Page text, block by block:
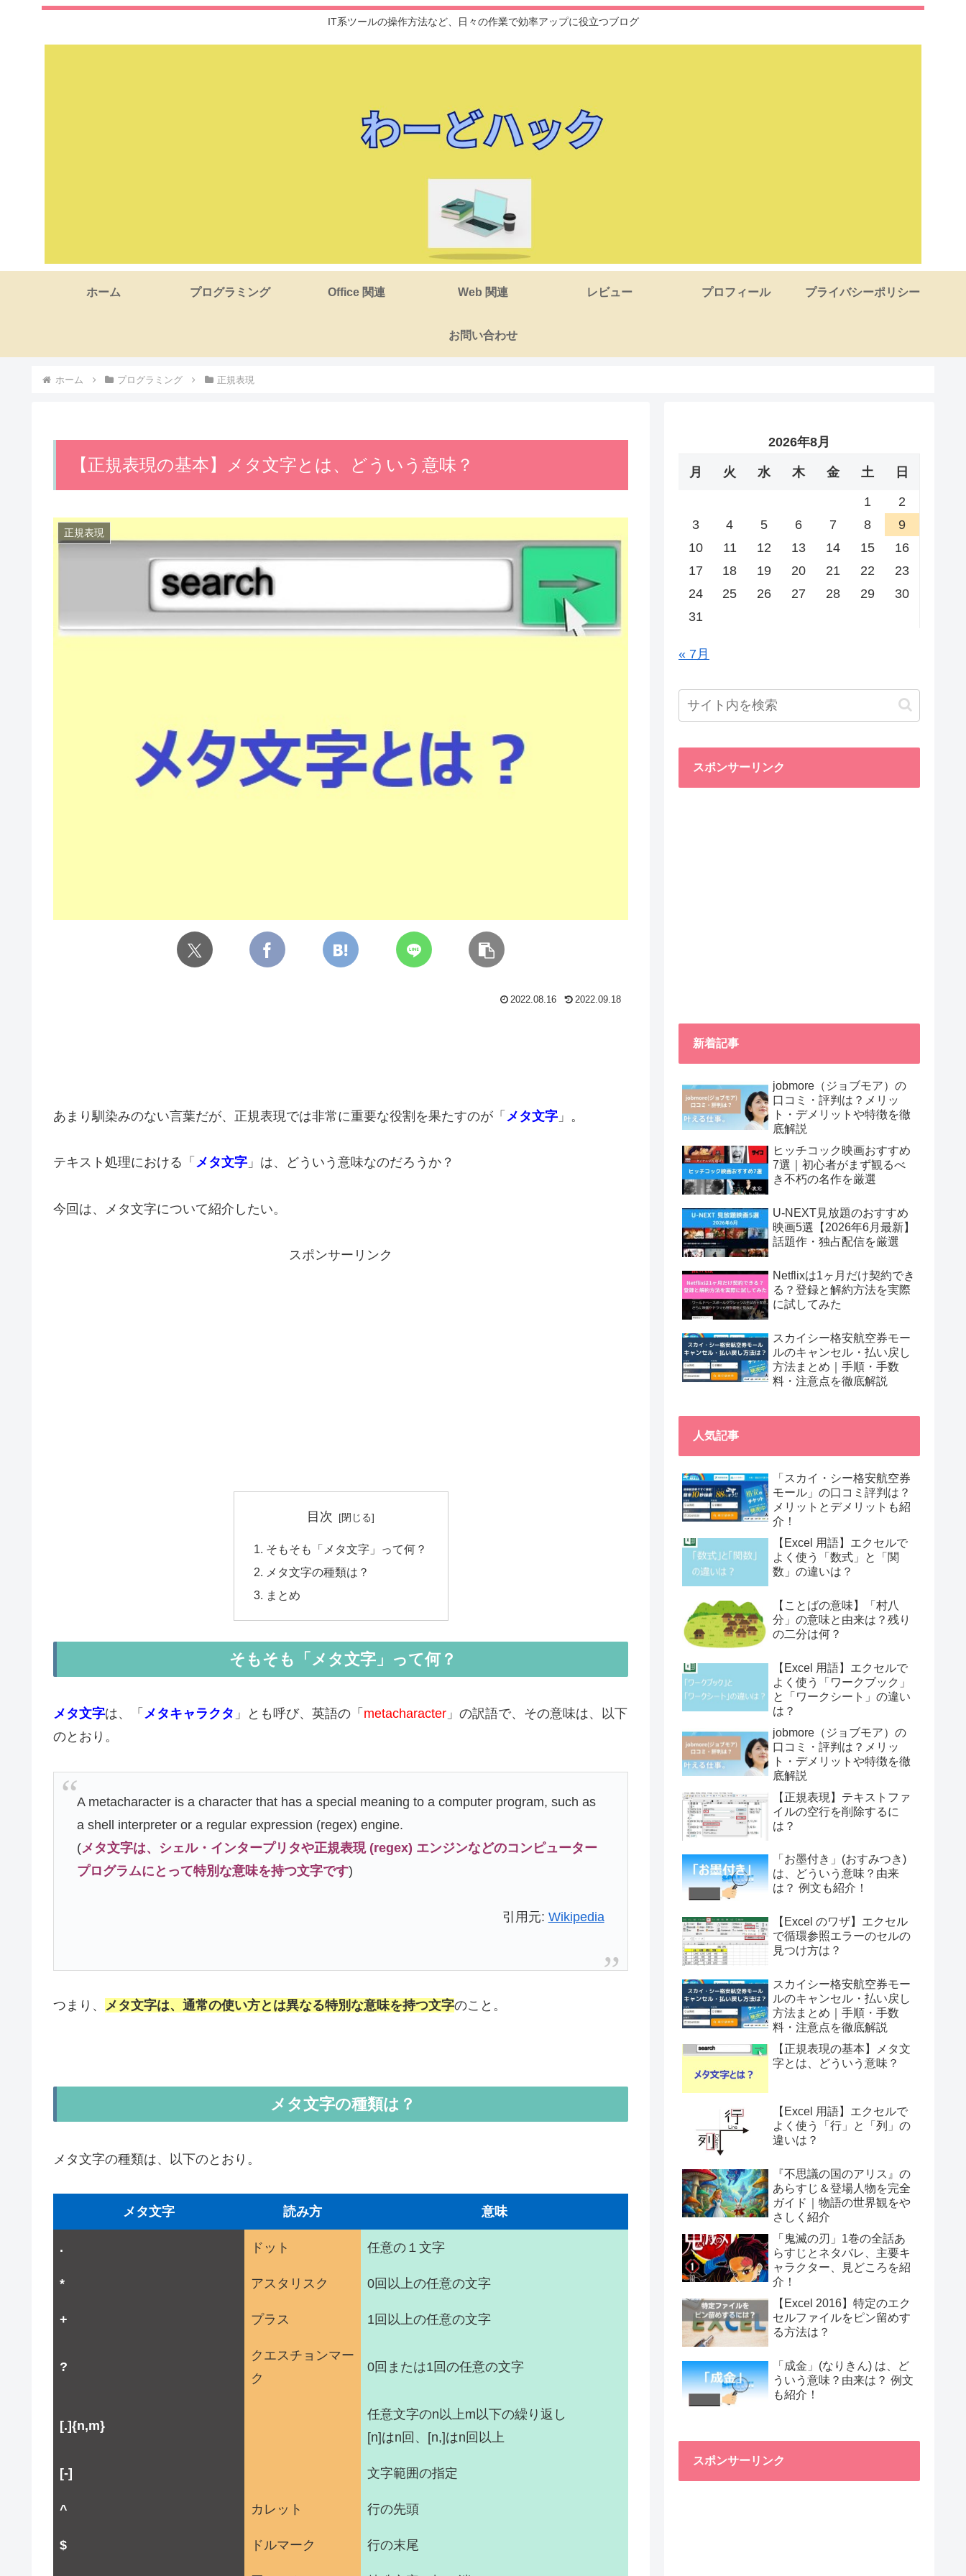
IT系ツールの操作方法など、日々の作業で効率アップに役立つブログ
ホーム プログラミング Office 関連 Web 関連 レビュー プロフィール プライバシーポリシー
お問い合わせ
ホーム プログラミング 正規表現
【正規表現の基本】メタ文字とは、どういう意味？
正規表現
2022.08.16 2022.09.18
あまり馴染みのない言葉だが、正規表現では非常に重要な役割を果たすのが「 メタ文字 」。
テキスト処理における「 メタ文字 」は、どういう意味なのだろうか？
今回は、メタ文字について紹介したい。
スポンサーリンク
目次
そもそも「メタ文字」って何？
メタ文字の種類は？
まとめ
そもそも「メタ文字」って何？
メタ文字は、「 メタキャラクタ 」とも呼び、英語の「 metacharacter 」の訳語で、その意味は、以下
のとおり。
A metacharacter is a character that has a special meaning to a computer program, such as
a shell interpreter or a regular expression (regex) engine.
(メタ文字は、シェル・インタープリタや正規表現 (regex) エンジンなどのコンピューター
プログラムにとって特別な意味を持つ文字です)
引用元: Wikipedia
つまり、 メタ文字は、通常の使い方とは異なる特別な意味を持つ文字のこと。
メタ文字の種類は？
メタ文字の種類は、以下のとおり。
メタ文字 読み方 意味
. ドット 任意の１文字
* アスタリスク 0回以上の任意の文字
+ プラス 1回以上の任意の文字
?
クエスチョンマー
ク
0回または1回の任意の文字
[.]{n,m}
任意文字のn以上m以下の繰り返し
[n]はn回、[n,]はn回以上
[-] 文字範囲の指定
^ カレット 行の先頭
$ ドルマーク 行の末尾
2026年8月
月 火 水 木 金 土 日
1
2
3
4 5 6 7 8
9
10
11 12 13 14 15
16
17
18 19 20 21 22
23
24
25 26 27 28 29
30
31
« 7月
スポンサーリンク
新着記事
jobmore（ジョブモア）の
口コミ・評判は？メリッ
ト・デメリットや特徴を徹
底解説
ヒッチコック映画おすすめ
7選｜初心者がまず観るべ
き不朽の名作を厳選
U-NEXT見放題のおすすめ
映画5選【2026年6月最新】
話題作・独占配信を厳選
Netflixは1ヶ月だけ契約でき
る？登録と解約方法を実際
に試してみた
スカイシー格安航空券モー
ルのキャンセル・払い戻し
方法まとめ｜手順・手数
料・注意点を徹底解説
人気記事
「スカイ・シー格安航空券
モール」の口コミ評判は？
メリットとデメリットも紹
介！
【Excel 用語】エクセルで
よく使う「数式」と「関
数」の違いは？
【ことばの意味】「村八
分」の意味と由来は？残り
の二分は何？
【Excel 用語】エクセルで
よく使う「ワークブック」
と「ワークシート」の違い
は？
jobmore（ジョブモア）の
口コミ・評判は？メリッ
ト・デメリットや特徴を徹
底解説
【正規表現】テキストファ
イルの空行を削除するに
は？
「お墨付き」(おすみつき)
は、どういう意味？由来
は？ 例文も紹介！
【Excel のワザ】エクセル
で循環参照エラーのセルの
見つけ方は？
スカイシー格安航空券モー
ルのキャンセル・払い戻し
方法まとめ｜手順・手数
料・注意点を徹底解説
【正規表現の基本】メタ文
字とは、どういう意味？
【Excel 用語】エクセルで
よく使う「行」と「列」の
違いは？
『不思議の国のアリス』の
あらすじ＆登場人物を完全
ガイド｜物語の世界観をや
さしく紹介
「鬼滅の刃」1巻の全話あ
らすじとネタバレ、主要キ
ャラクター、見どころを紹
介！
【Excel 2016】特定のエク
セルファイルをピン留めす
る方法は？
「成金」(なりきん) は、ど
ういう意味？由来は？ 例文
も紹介！
スポンサーリンク